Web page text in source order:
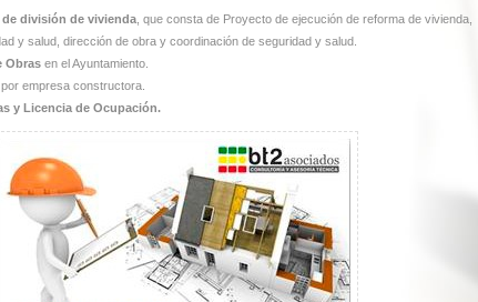
división de vivienda , que consta de Proyecto de ejecución de reforma de vivienda,
y salud, dirección de obra y coordinación de seguridad y salud.
Obras en el Ayuntamiento.
, por empresa constructora.
y Licencia de Ocupación.